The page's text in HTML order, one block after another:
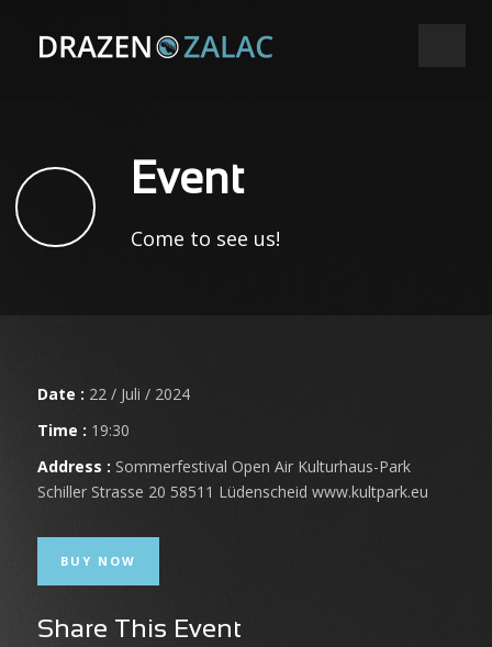
Event
Come to see us!
Date : 22 / Juli / 2024
Time : 19:30
Address : Sommerfestival Open Air Kulturhaus-Park
Schiller Strasse 20 58511 Lüdenscheid www.kultpark.eu
BUY NOW
Share This Event